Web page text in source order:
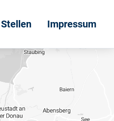
Impressum